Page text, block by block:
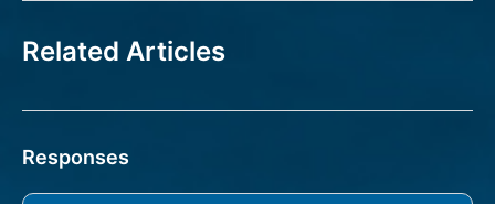
Related Articles
Responses